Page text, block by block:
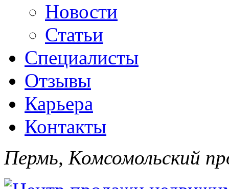
Новости
Статьи
Специалисты
Отзывы
Карьера
Контакты
Пермь, Комсомольский